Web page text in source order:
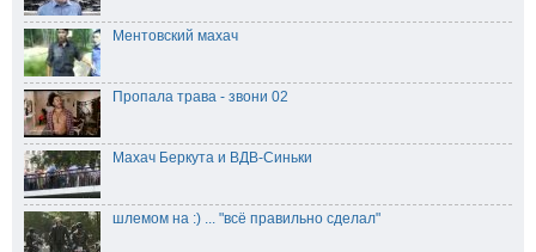
Ментовский махач
Пропала трава - звони 02
Махач Беркута и ВДВ-Синьки
шлемом на :) ... "всё правильно сделал"